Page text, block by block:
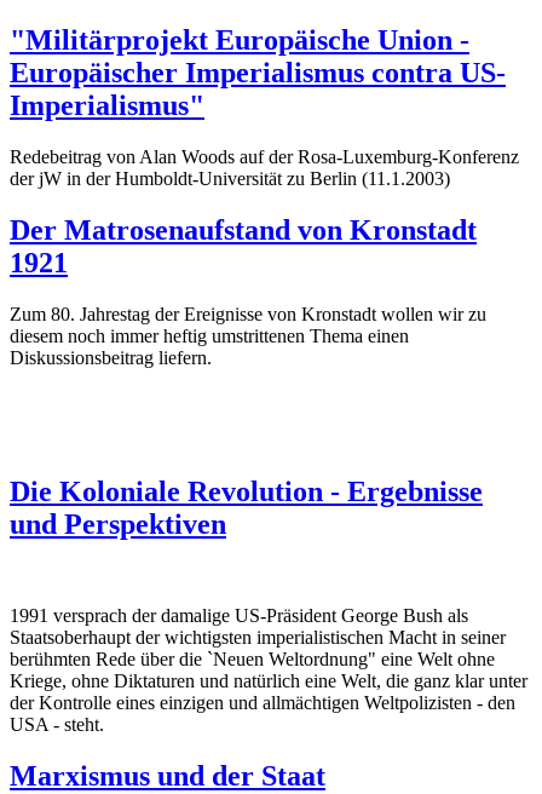
"Militärprojekt Europäische Union -
Europäischer Imperialismus contra US-
Imperialismus"
Redebeitrag von Alan Woods auf der Rosa-Luxemburg-Konferenz
der jW in der Humboldt-Universität zu Berlin (11.1.2003)
Der Matrosenaufstand von Kronstadt
1921
Zum 80. Jahrestag der Ereignisse von Kronstadt wollen wir zu
diesem noch immer heftig umstrittenen Thema einen
Diskussionsbeitrag liefern.
Die Koloniale Revolution - Ergebnisse
und Perspektiven
1991 versprach der damalige US-Präsident George Bush als
Staatsoberhaupt der wichtigsten imperialistischen Macht in seiner
berühmten Rede über die `Neuen Weltordnung" eine Welt ohne
Kriege, ohne Diktaturen und natürlich eine Welt, die ganz klar unter
der Kontrolle eines einzigen und allmächtigen Weltpolizisten - den
USA - steht.
Marxismus und der Staat